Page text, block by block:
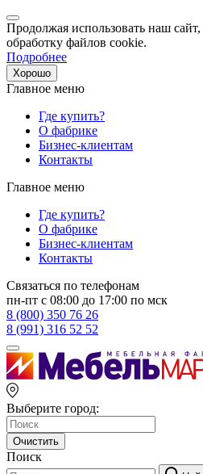
Продолжая использовать наш сайт,
обработку файлов cookie.
Подробнее
Хорошо
Главное меню
Где купить?
О фабрике
Бизнес-клиентам
Контакты
Главное меню
Где купить?
О фабрике
Бизнес-клиентам
Контакты
Связаться по телефонам
пн-пт с 08:00 до 17:00 по мск
8 (800) 350 76 26
8 (991) 316 52 52
Выберите город:
Очистить
Поиск